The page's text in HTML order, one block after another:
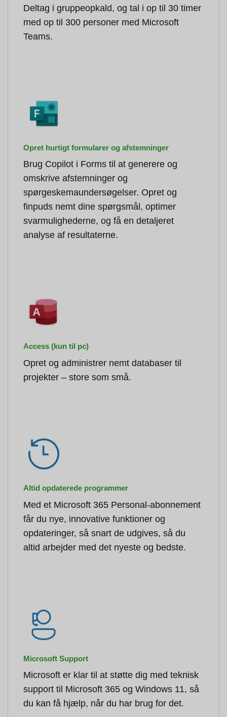
Deltag i gruppeopkald, og tal i op til 30 timer
med op til 300 personer med Microsoft
Teams.
Opret hurtigt formularer og afstemninger
Brug Copilot i Forms til at generere og
omskrive afstemninger og
spørgeskemaundersøgelser. Opret og
finpuds nemt dine spørgsmål, optimer
svarmulighederne, og få en detaljeret
analyse af resultaterne.
Access (kun til pc)
Opret og administrer nemt databaser til
projekter – store som små.
Altid opdaterede programmer
Med et Microsoft 365 Personal-abonnement
får du nye, innovative funktioner og
opdateringer, så snart de udgives, så du
altid arbejder med det nyeste og bedste.
Microsoft Support
Microsoft er klar til at støtte dig med teknisk
support til Microsoft 365 og Windows 11, så
du kan få hjælp, når du har brug for det.